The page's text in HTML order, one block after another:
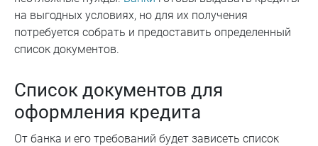
на выгодных условиях, но для их получения
потребуется собрать и предоставить определенный
список документов.
Список документов для
оформления кредита
От банка и его требований будет зависеть список